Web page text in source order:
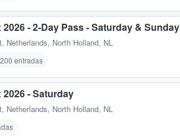
- 2-Day Pass - Saturday & Sunday
Netherlands, North Holland, NL
entradas
- Saturday
Netherlands, North Holland, NL